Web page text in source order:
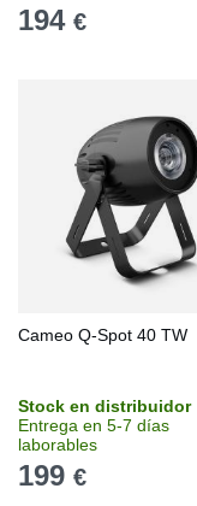
194 €
Cameo Q-Spot 40 TW
Stock en distribuidor
Entrega en 5-7 días
laborables
199 €